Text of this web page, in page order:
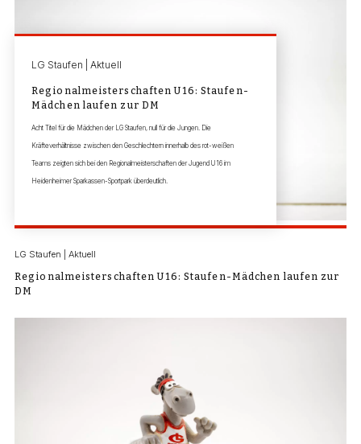
LG Staufen | Aktuell
Regionalmeisterschaften U16: Staufen-
Mädchen laufen zur DM
Acht Titel für die Mädchen der LG Staufen, null für die Jungen. Die
Kräfteverhältnisse zwischen den Geschlechtern innerhalb des rot-weißen
Teams zeigten sich bei den Regionalmeisterschaften der Jugend U16 im
Heidenheimer Sparkassen-Sportpark überdeutlich.
LG Staufen | Aktuell
Regionalmeisterschaften U16: Staufen-Mädchen laufen zur
DM